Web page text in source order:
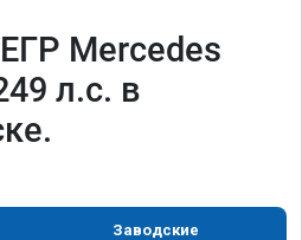
Mercedes
л.с. в
Заводские